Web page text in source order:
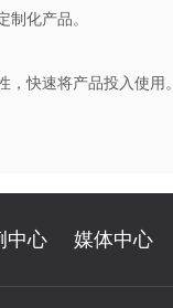
化产品。
快速将产品投入使用。
中心 媒体中心